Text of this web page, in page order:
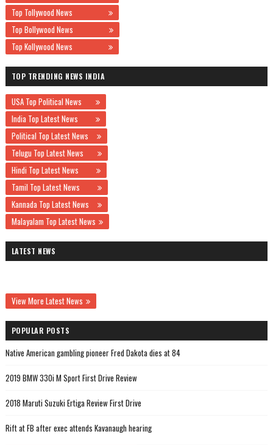
Top Tollywood News
Top Bollywood News
Top Kollywood News
TOP TRENDING NEWS INDIA
USA Top Political News
India Top Latest News
Political Top Latest News
Telugu Top Latest News
Hindi Top Latest News
Tamil Top Latest News
Kannada Top Latest News
Malayalam Top Latest News
LATEST NEWS
View More Latest News
POPULAR POSTS
Native American gambling pioneer Fred Dakota dies at 84
2019 BMW 330i M Sport First Drive Review
2018 Maruti Suzuki Ertiga Review First Drive
Rift at FB after exec attends Kavanaugh hearing